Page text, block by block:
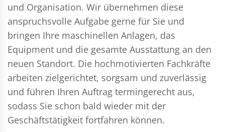
und Organisation. Wir übernehmen diese
anspruchsvolle Aufgabe gerne für Sie und
bringen Ihre maschinellen Anlagen, das
Equipment und die gesamte Ausstattung an den
neuen Standort. Die hochmotivierten Fachkräfte
arbeiten zielgerichtet, sorgsam und zuverlässig
und führen Ihren Auftrag termingerecht aus,
sodass Sie schon bald wieder mit der
Geschäftstätigkeit fortfahren können.